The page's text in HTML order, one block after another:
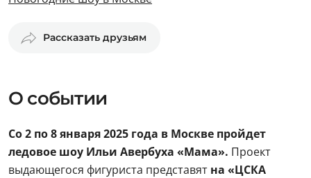
Рассказать друзьям
О событии
Со 2 по 8 января 2025 года в Москве пройдет
ледовое шоу Ильи Авербуха «Мама». Проект
выдающегося фигуриста представят на «ЦСКА